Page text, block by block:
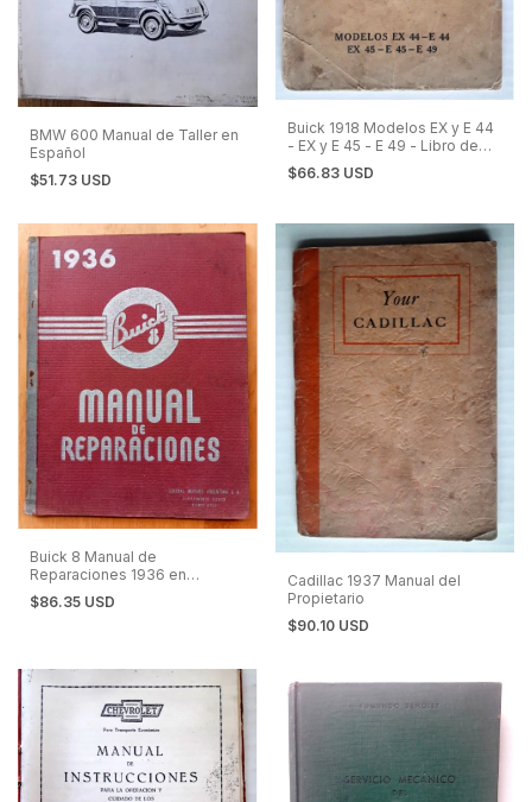
BMW 600 Manual de Taller en
Español
$51.73 USD
Buick 1918 Modelos EX y E 44
- EX y E 45 - E 49 - Libro de
Instrucciones
$66.83 USD
Buick 8 Manual de
Reparaciones 1936 en
Español
$86.35 USD
Cadillac 1937 Manual del
Propietario
$90.10 USD